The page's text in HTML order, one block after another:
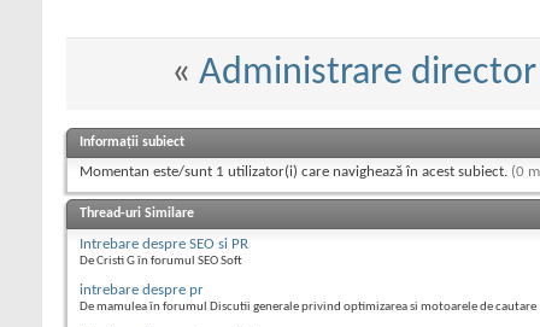
« Administrare
Informații subiect
Momentan este/sunt 1 utilizator(i) care navighează în acest subiect. (0
Thread-uri Similare
Intrebare despre SEO si PR
De Cristi G în forumul SEO Soft
intrebare despre pr
De mamulea în forumul Discutii generale privind optimizarea si motoarele de cautare